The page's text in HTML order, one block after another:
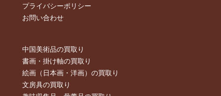
プライバシーポリシー
お問い合わせ
中国美術品の買取り
書画・掛け軸の買取り
絵画（日本画・洋画）の買取り
文房具の買取り